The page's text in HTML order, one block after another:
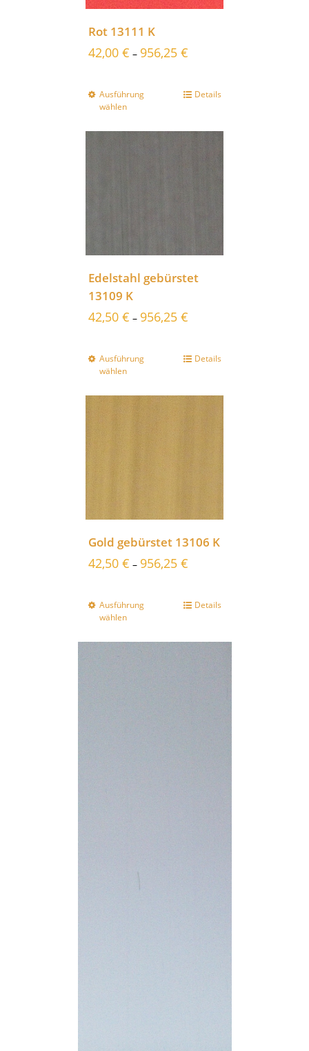
Rot 13111 K
42,00 € – 956,25 €
Ausführung
wählen
Details
Edelstahl gebürstet
13109 K
42,50 € – 956,25 €
Ausführung
wählen
Details
Gold gebürstet 13106 K
42,50 € – 956,25 €
Ausführung
wählen
Details